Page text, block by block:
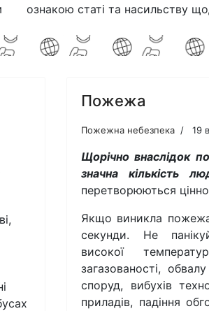
ознакою статі та насильству
Пожежа
Пожежна небезпека 19
Щорічно внаслідок
значна кількість
перетворюються
Якщо виникла
секунди. Не
високої
загазованості,
споруд, вибухів
приладів, падіння